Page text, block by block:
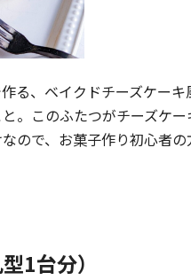
る、ベイクドチーズケー
。このふたつがチーズケー
ので、お菓子作り初心者
1台分）